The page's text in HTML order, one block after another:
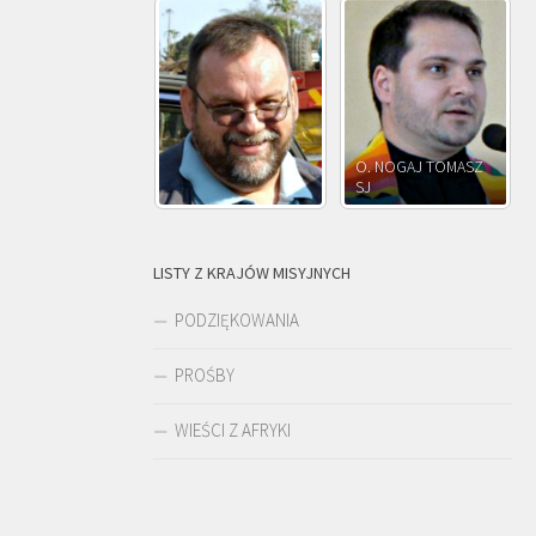
O. JÓZEF OLEKSY SJ
O. JÓZEF
PAWŁOWSKI SJ
LISTY Z KRAJÓW MISYJNYCH
PODZIĘKOWANIA
PROŚBY
WIEŚCI Z AFRYKI